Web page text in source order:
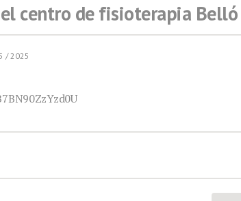
centro de fisioterapia Belló
/ 2025